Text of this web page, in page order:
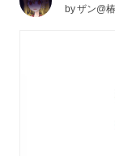
byザン@椿